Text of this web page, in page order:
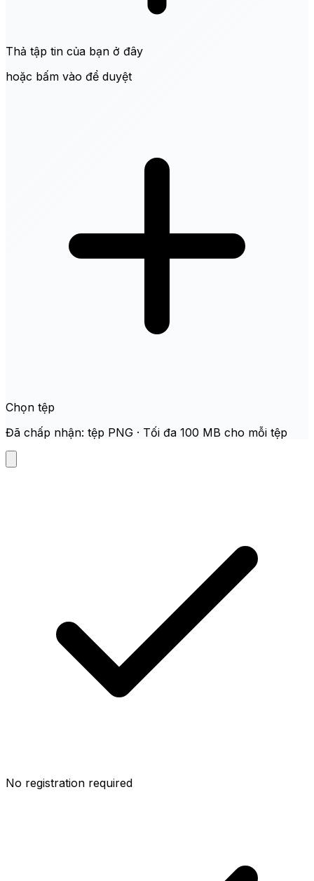
Thả tập tin của bạn ở đây
hoặc bấm vào để duyệt
Chọn tệp
Đã chấp nhận: tệp PNG · Tối đa 100 MB cho mỗi tệp
No registration required